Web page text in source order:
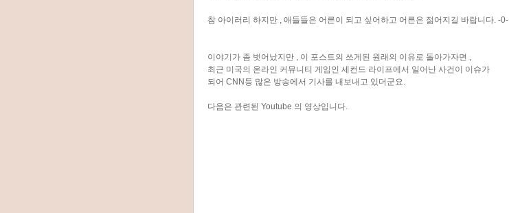
참 아이러리 하지만 , 애들들은 어른이 되고 싶어하고 어른은 젊어지길 바랍니다. -0-
이야기가 좀 벗어났지만 , 이 포스트의 쓰게된 원래의 이유로 돌아가자면 ,
최근 미국의 온라인 커뮤니티 게임인 세컨드 라이프에서 일어난 사건이 이슈가
되어 CNN등 많은 방송에서 기사를 내보내고 있더군요.
다음은 관련된 Youtube 의 영상입니다.